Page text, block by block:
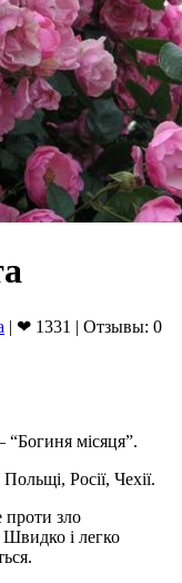
| ❤ 1331 | Отзывы: 0
“Богиня місяця”.
Росії, Чехії.
проти зло
і легко